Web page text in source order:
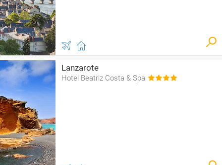
Lanzarote
Hotel Beatriz Costa & Spa